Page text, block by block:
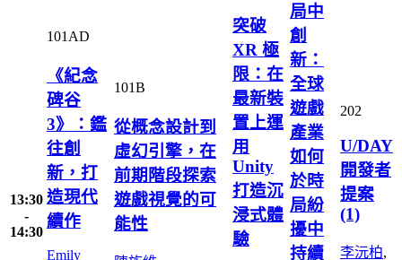
13:30
-
14:30
101AD
《紀念
碑谷
3》：鑑
往創
新，打
造現代
續作
Emily
101B
從概念設計到
虛幻引擎，在
前期階段探索
遊戲視覺的可
能性
突破
XR 極
限：在
最新裝
置上運
用
Unity
打造沉
浸式體
驗
局中
創
新：
全球
遊戲
產業
如何
於時
局紛
擾中
持續
202
U/DAY
開發者
提案
(1)
李沅柏,